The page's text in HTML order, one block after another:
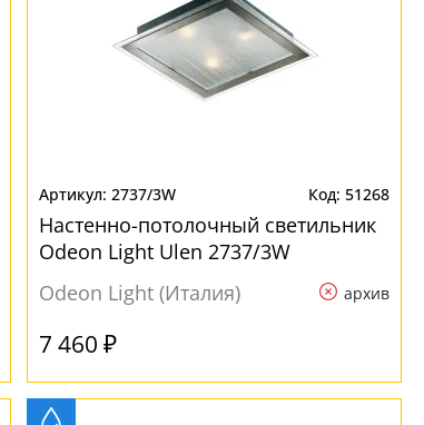
2737/3W 51268
Настенно-потолочный светильник
Odeon Light Ulen 2737/3W
Odeon Light (Италия)
архив
7 460 ₽